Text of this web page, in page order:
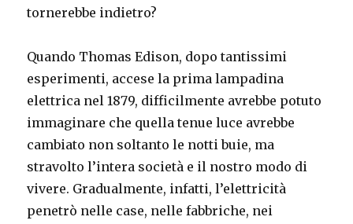
tornerebbe indietro?
Quando Thomas Edison, dopo tantissimi
esperimenti, accese la prima lampadina
elettrica nel 1879, difficilmente avrebbe potuto
immaginare che quella tenue luce avrebbe
cambiato non soltanto le notti buie, ma
stravolto l’intera società e il nostro modo di
vivere. Gradualmente, infatti, l’elettricità
penetrò nelle case, nelle fabbriche, nei